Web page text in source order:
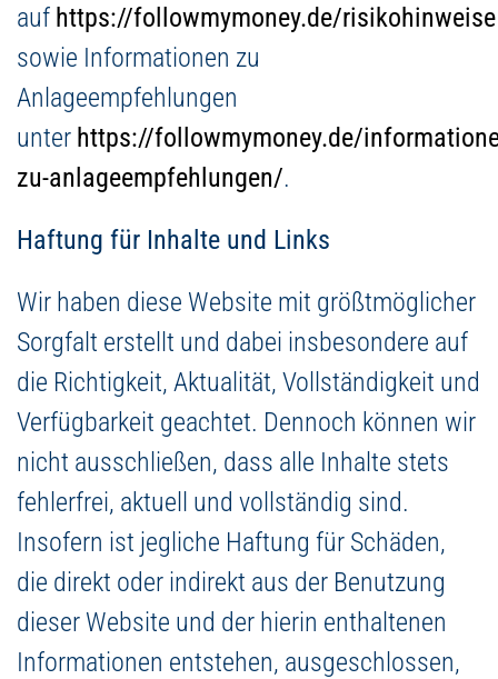
auf https://followmymoney.de/risikohinweise
sowie Informationen zu
Anlageempfehlungen
unter https://followmymoney.de/
zu-anlageempfehlungen/.
Haftung für Inhalte und Links
Wir haben diese Website mit größtmöglicher
Sorgfalt erstellt und dabei insbesondere auf
die Richtigkeit, Aktualität, Vollständigkeit und
Verfügbarkeit geachtet. Dennoch können wir
nicht ausschließen, dass alle Inhalte stets
fehlerfrei, aktuell und vollständig sind.
Insofern ist jegliche Haftung für Schäden,
die direkt oder indirekt aus der Benutzung
dieser Website und der hierin enthaltenen
Informationen entstehen, ausgeschlossen,